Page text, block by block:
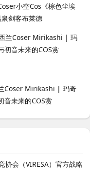
小空Cos《棕色尘埃
剑客布莱德
Coser Mirikashi | 玛奇
音未来的COS赏
协会（VIRESA）官方战略